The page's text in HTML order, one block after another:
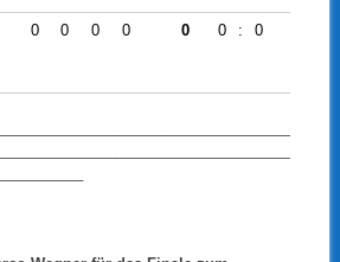
0 0 0 0 0 0 : 0